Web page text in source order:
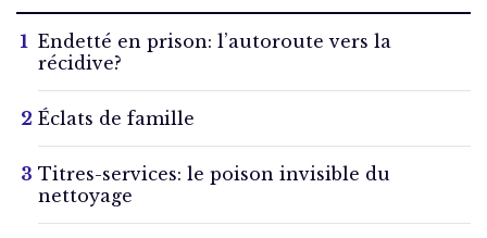
Endetté en prison: l’autoroute vers la
récidive?
Éclats de famille
Titres-services: le poison invisible du
nettoyage